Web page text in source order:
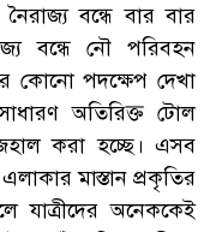
বন্ধে বার বার
বন্ধে নৌ পরিবহন
কোনো পদক্ষেপ দেখা
অতিরিক্ত টোল
করা হচ্ছে। এসব
মাস্তান প্রকৃতির
যাত্রীদের অনেককেই